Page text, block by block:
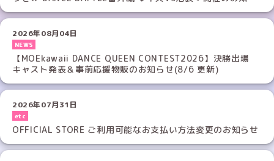
2026年08月04日
NEWS
【MOEkawaii DANCE QUEEN CONTEST2026】決勝出場
キャスト発表＆事前応援物販のお知らせ(8/6 更新)
2026年07月31日
etc
OFFICIAL STORE ご利用可能なお支払い方法変更のお知らせ